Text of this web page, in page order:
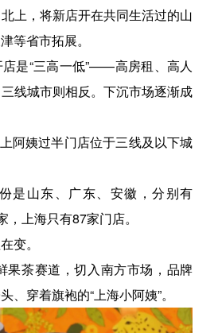
上，将新店开在共同生活过的山
等省市拓展。
是“三高一低”——高房租、高人
线城市则相反。下沉市场逐渐成
阿姨过半门店位于三线及以下城
是山东、广东、安徽，分别有
上海只有87家门店。
变。
果茶赛道，切入南方市场，品牌
、穿着旗袍的“上海小阿姨”。